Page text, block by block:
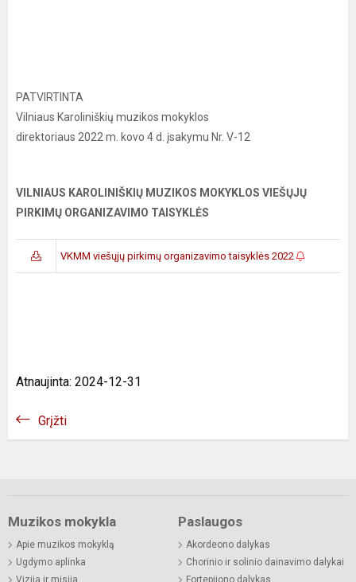
PATVIRTINTA
Vilniaus Karoliniškių muzikos mokyklos
direktoriaus 2022 m. kovo 4 d. įsakymu Nr. V-12
VILNIAUS KAROLINIŠKIŲ MUZIKOS MOKYKLOS VIEŠŲJŲ
PIRKIMŲ ORGANIZAVIMO TAISYKLĖS
VKMM viešųjų pirkimų organizavimo taisyklės 2022
Atnaujinta: 2024-12-31
Grįžti
Muzikos mokykla
Apie muzikos mokyklą
Ugdymo aplinka
Vizija ir misija
Paslaugos
Akordeono dalykas
Chorinio ir solinio dainavimo dalykai
Fortepijono dalykas